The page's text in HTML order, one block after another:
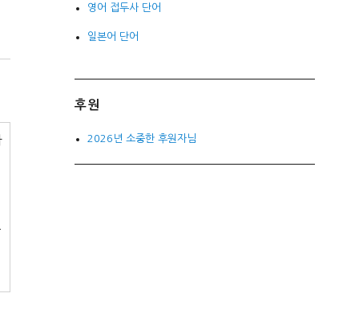
영어 접두사 단어
일본어 단어
후원
2026년 소중한 후원자님